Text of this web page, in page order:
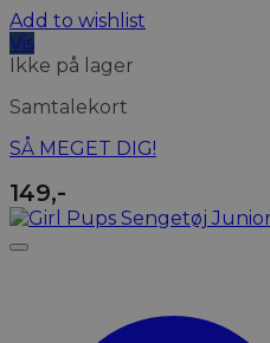
Add to wishlist
Vis
Ikke på lager
Samtalekort
SÅ MEGET DIG!
149,-